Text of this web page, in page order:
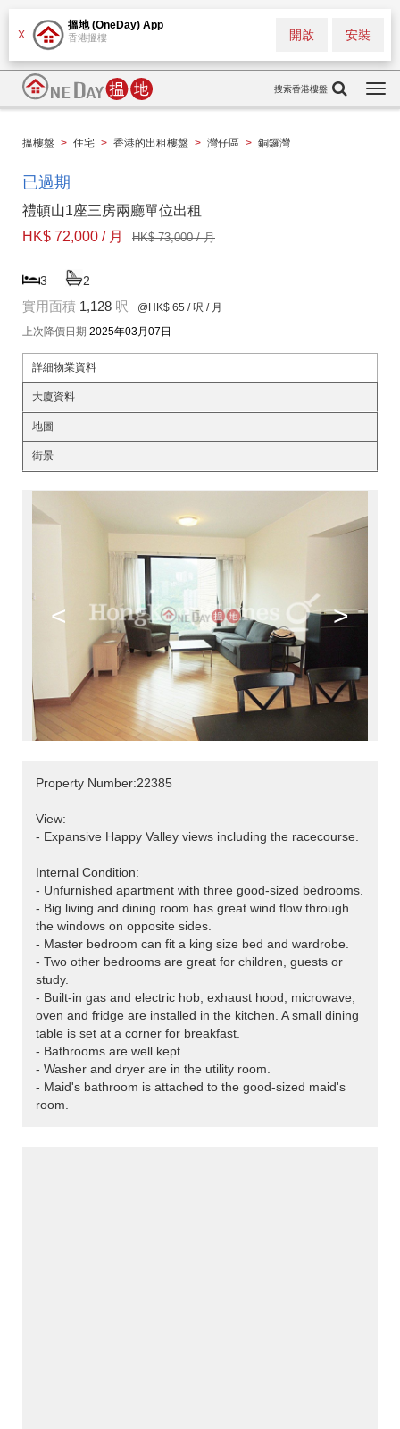
X
搵地 (OneDay) App
香港搵樓 安裝
開啟
搜索香港樓盤
搵樓盤 > 住宅 > 香港的出租樓盤 > 灣仔區 > 銅鑼灣
已過期
禮頓山1座三房兩廳單位出租
HK$ 72,000 / 月
HK$ 73,000 / 月
3 2
實用面積 1,128 呎 @HK$ 65 / 呎 / 月
上次降價日期 2025年03月07日
詳細物業資料
大廈資料
地圖
街景
< >
Property Number:22385
View:
- Expansive Happy Valley views including the racecourse.
Internal Condition:
- Unfurnished apartment with three good-sized bedrooms.
- Big living and dining room has great wind flow through
the windows on opposite sides.
- Master bedroom can fit a king size bed and wardrobe.
- Two other bedrooms are great for children, guests or
study.
- Built-in gas and electric hob, exhaust hood, microwave,
oven and fridge are installed in the kitchen. A small dining
table is set at a corner for breakfast.
- Bathrooms are well kept.
- Washer and dryer are in the utility room.
- Maid's bathroom is attached to the good-sized maid's
room.